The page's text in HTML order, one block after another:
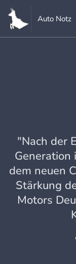
Auto Notz
"Nach der
Generation
dem neuen
Stärkung
Motors